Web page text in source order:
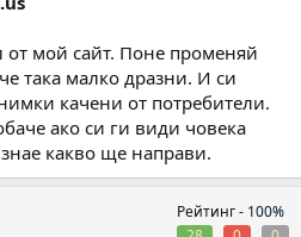
от мой сайт. Поне променяй
така малко дразни. И си
качени от потребители.
ако си ги види човека
какво ще направи.
Рейтинг - 100%